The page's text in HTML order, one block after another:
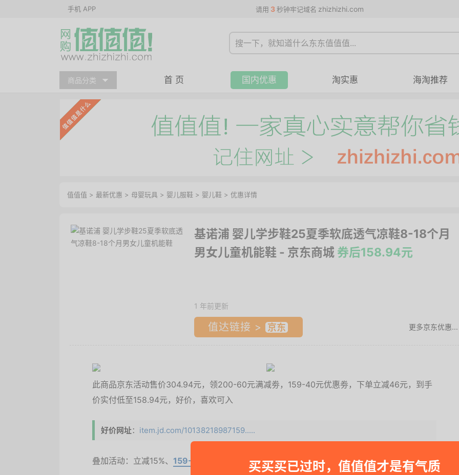
手机 APP 请用 3 秒钟牢记域名 zhizhizhi.com
商品分类 首 页 国内优惠 淘实惠 海淘推荐
买买买已过时，值值值才是有气质
值值值 > 最新优惠 > 母婴玩具 > 婴儿服鞋 > 婴儿鞋 > 优惠详情
基诺浦 婴儿学步鞋25夏季软底透气凉鞋8-18个月
男女儿童机能鞋 - 京东商城 券后158.94元
1 年前更新
值达链接 > 更多京东优惠...
此商品京东活动售价304.94元，领200-60元满减劵，159-40元优惠劵，下单立减46元，到手
价实付低至158.94元，好价，喜欢可入
好价网址： item.jd.com/10138218987159.....
叠加活动：立减15%、 159-0元优惠劵